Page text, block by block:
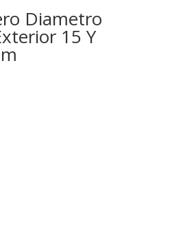
Diametro
15 Y